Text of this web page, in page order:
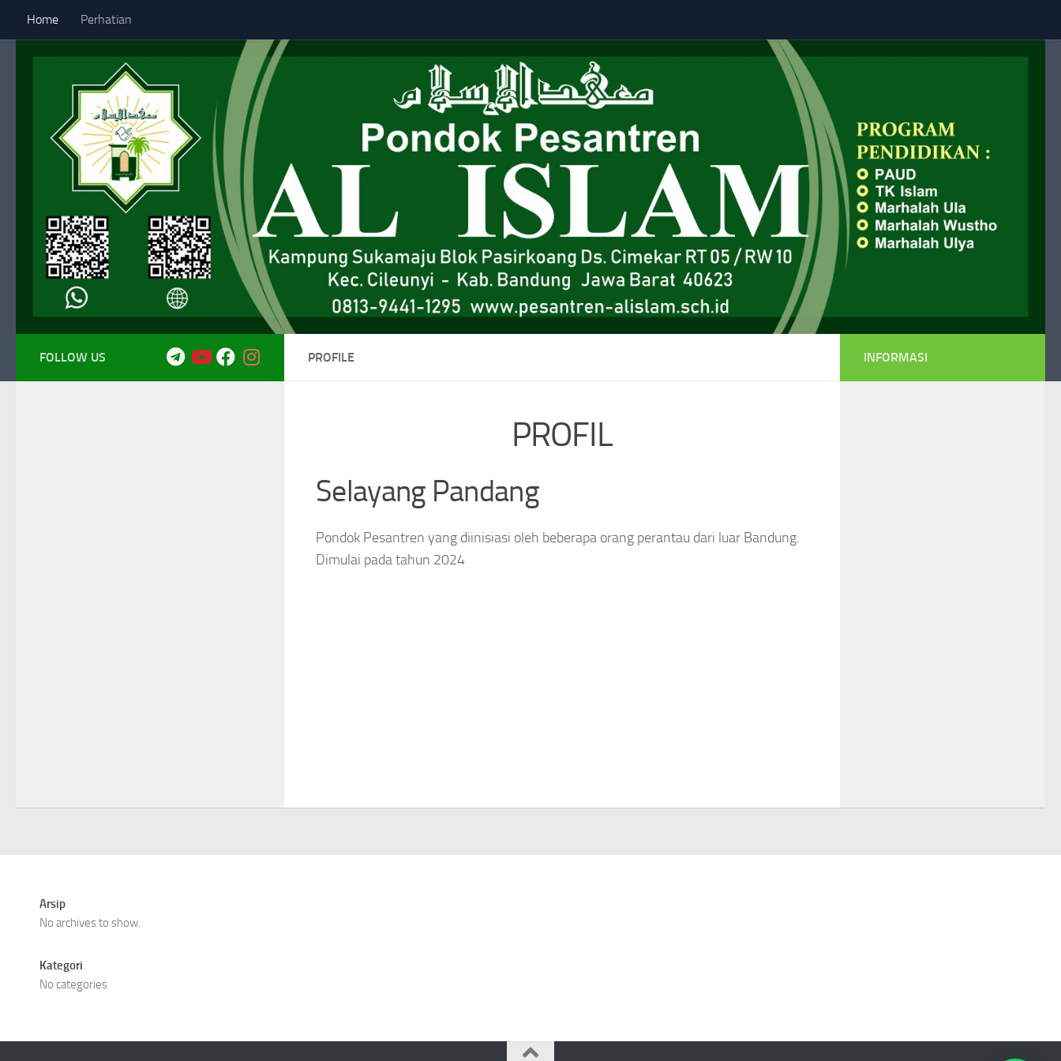
Skip to content
Home Perhatian
PROFILE
PROFIL
Selayang Pandang
Pondok Pesantren yang diinisiasi oleh beberapa orang perantau dari luar Bandung.
Dimulai pada tahun 2024
FOLLOW US INFORMASI
Arsip
No archives to show.
Kategori
No categories